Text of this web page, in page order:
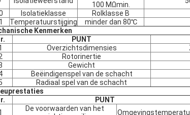
100 MΩmin.
Isolatieklasse
Rolklasse B
Temperatuurstijging
minder dan 80℃
Kenmerken
PUNT
Overzichtsdimensies
Rotorinertie
Gewicht
Beëindigenspel van de schacht
Radiaal spel van de schacht
PUNT
De voorwaarden van het